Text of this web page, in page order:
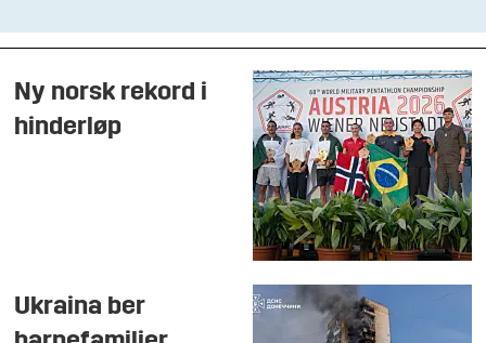
Ny norsk rekord i
hinderløp
Ukraina ber